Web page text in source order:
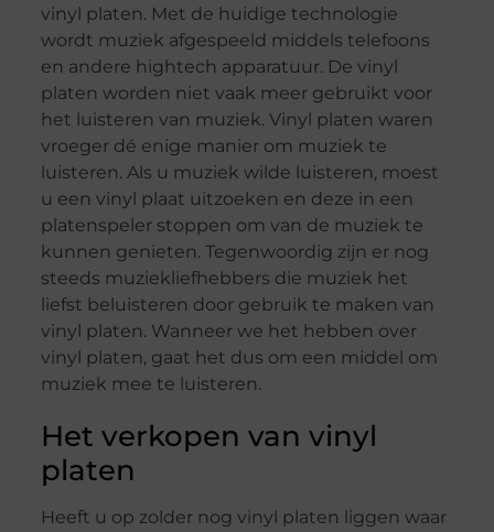
vinyl platen. Met de huidige technologie
wordt muziek afgespeeld middels telefoons
en andere hightech apparatuur. De vinyl
platen worden niet vaak meer gebruikt voor
het luisteren van muziek. Vinyl platen waren
vroeger dé enige manier om muziek te
luisteren. Als u muziek wilde luisteren, moest
u een vinyl plaat uitzoeken en deze in een
platenspeler stoppen om van de muziek te
kunnen genieten. Tegenwoordig zijn er nog
steeds muziekliefhebbers die muziek het
liefst beluisteren door gebruik te maken van
vinyl platen. Wanneer we het hebben over
vinyl platen, gaat het dus om een middel om
muziek mee te luisteren.
Het verkopen van vinyl
platen
Heeft u op zolder nog vinyl platen liggen waar